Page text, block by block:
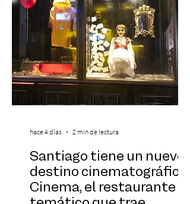
Santiago tiene un nuevo
destino cinematográfico:
Cinema, el restaurante
hace 4 días 2 min de lectura